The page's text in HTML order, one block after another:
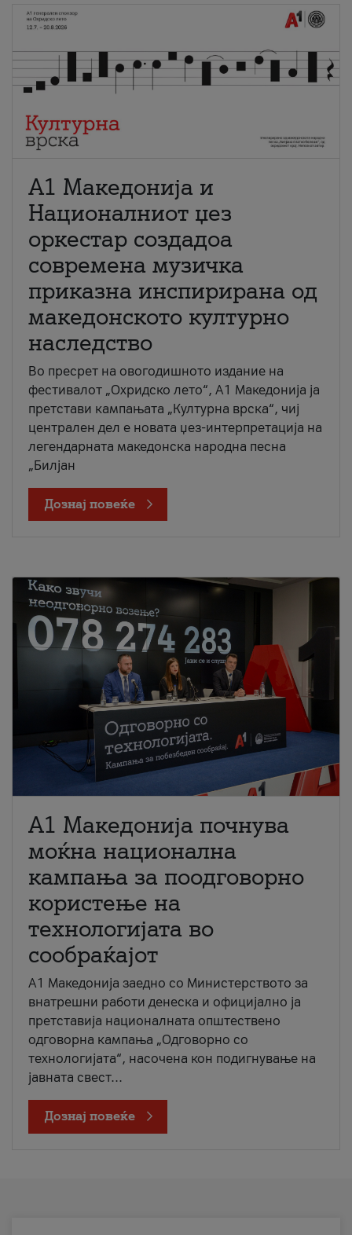
А1 Македонија и
Националниот џез
оркестар создадоа
современа музичка
приказна инспирирана од
македонското културно
наследство
Во пресрет на овогодишното издание на
фестивалот „Охридско лето“, А1 Македонија ја
претстави кампањата „Културна врска“, чиј
централен дел е новата џез-интерпретација на
легендарната македонска народна песна
„Билјан
Дознај повеќе
A1 Македонија почнува
моќна национална
кампања за поодговорно
користење на
технологијата во
сообраќајот
A1 Македонија заедно со Министерството за
внатрешни работи денеска и официјално ја
претставија националната општествено
одговорна кампања „Одговорно со
технологијата“, насочена кон подигнување на
јавната свест...
Дознај повеќе